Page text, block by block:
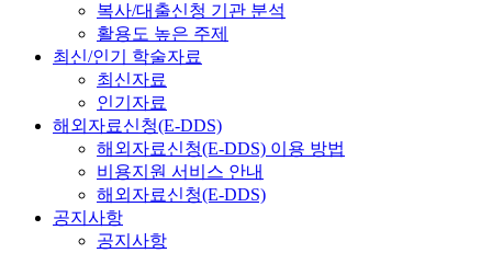
복사/대출신청 기관 분석
활용도 높은 주제
최신/인기 학술자료
최신자료
인기자료
해외자료신청(E-DDS)
해외자료신청(E-DDS) 이용 방법
비용지원 서비스 안내
해외자료신청(E-DDS)
공지사항
공지사항